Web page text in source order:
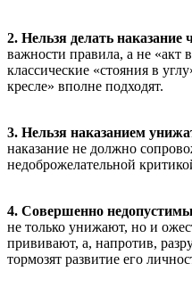
2. Нельзя делать наказание
важности правила, а не «акт
классические «стояния в
кресле» вполне подходят.
3. Нельзя наказанием
наказание не должно
недоброжелательной
4. Совершенно
не только унижают, но и
прививают, а, напротив,
тормозят развитие его